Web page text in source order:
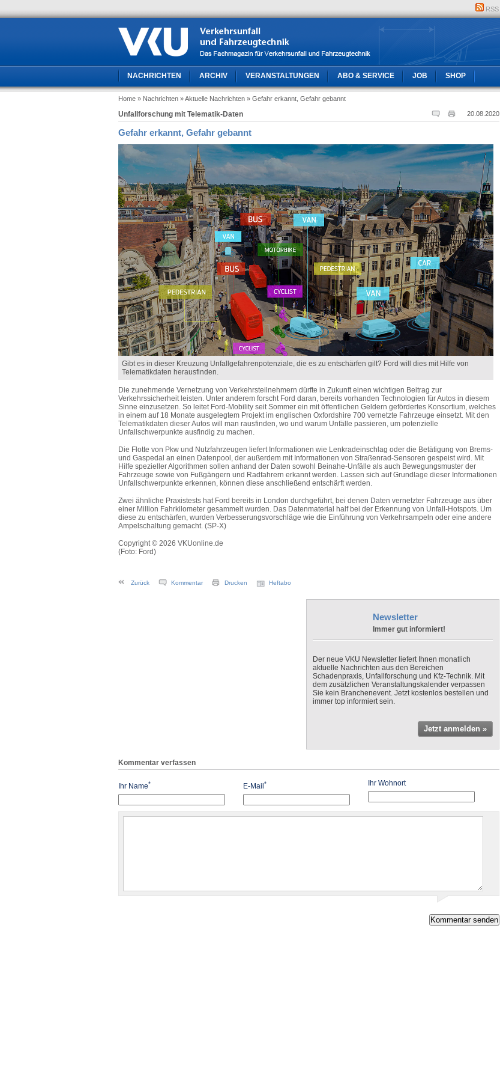
RSS
NACHRICHTEN ARCHIV VERANSTALTUNGEN ABO & SERVICE JOB SHOP
Home » Nachrichten » Aktuelle Nachrichten » Gefahr erkannt, Gefahr gebannt
20.08.2020
Unfallforschung mit Telematik-Daten
Gefahr erkannt, Gefahr gebannt
Gibt es in dieser Kreuzung Unfallgefahrenpotenziale, die es zu entschärfen gilt? Ford will dies mit Hilfe von
Telematikdaten herausfinden.
Die zunehmende Vernetzung von Verkehrsteilnehmern dürfte in Zukunft einen wichtigen Beitrag zur
Verkehrssicherheit leisten. Unter anderem forscht Ford daran, bereits vorhanden Technologien für Autos in diesem
Sinne einzusetzen. So leitet Ford-Mobility seit Sommer ein mit öffentlichen Geldern gefördertes Konsortium, welches
in einem auf 18 Monate ausgelegtem Projekt im englischen Oxfordshire 700 vernetzte Fahrzeuge einsetzt. Mit den
Telematikdaten dieser Autos will man rausfinden, wo und warum Unfälle passieren, um potenzielle
Unfallschwerpunkte ausfindig zu machen.
Die Flotte von Pkw und Nutzfahrzeugen liefert Informationen wie Lenkradeinschlag oder die Betätigung von Brems-
und Gaspedal an einen Datenpool, der außerdem mit Informationen von Straßenrad-Sensoren gespeist wird. Mit
Hilfe spezieller Algorithmen sollen anhand der Daten sowohl Beinahe-Unfälle als auch Bewegungsmuster der
Fahrzeuge sowie von Fußgängern und Radfahrern erkannt werden. Lassen sich auf Grundlage dieser Informationen
Unfallschwerpunkte erkennen, können diese anschließend entschärft werden.
Zwei ähnliche Praxistests hat Ford bereits in London durchgeführt, bei denen Daten vernetzter Fahrzeuge aus über
einer Million Fahrkilometer gesammelt wurden. Das Datenmaterial half bei der Erkennung von Unfall-Hotspots. Um
diese zu entschärfen, wurden Verbesserungsvorschläge wie die Einführung von Verkehrsampeln oder eine andere
Ampelschaltung gemacht. (SP-X)
Copyright © 2026 VKUonline.de
(Foto: Ford)
Zurück Kommentar Drucken Heftabo
Newsletter
Immer gut informiert!
Der neue VKU Newsletter liefert Ihnen monatlich
aktuelle Nachrichten aus den Bereichen
Schadenpraxis, Unfallforschung und Kfz-Technik. Mit
dem zusätzlichen Veranstaltungskalender verpassen
Sie kein Branchenevent. Jetzt kostenlos bestellen und
immer top informiert sein.
Jetzt anmelden »
Kommentar verfassen
Ihr Name* E-Mail* Ihr Wohnort